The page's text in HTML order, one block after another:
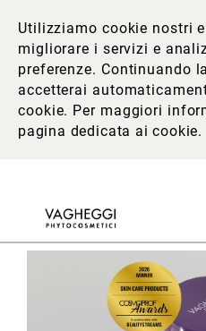
Utilizziamo cookie nostri
migliorare i servizi e
preferenze. Continuando
accetterai
cookie. Per maggiori
pagina dedicata ai cookie.